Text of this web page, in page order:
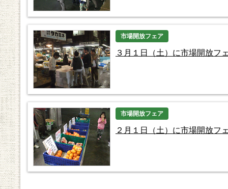
市場開放フェア
３月１日（土）に市場開放フ
市場開放フェア
２月１日（土）に市場開放フ